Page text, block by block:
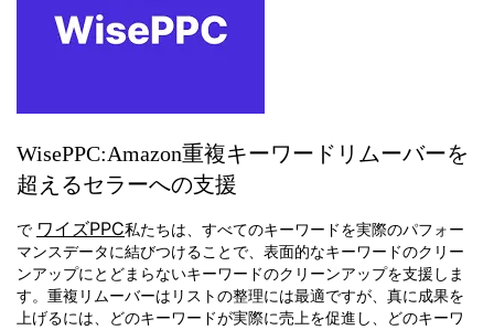
WisePPC:Amazon重複キーワードリムーバーを
超えるセラーへの支援
で ワイズPPC私たちは、すべてのキーワードを実際のパフォー
マンスデータに結びつけることで、表面的なキーワードのクリー
ンアップにとどまらないキーワードのクリーンアップを支援しま
す。重複リムーバーはリストの整理には最適ですが、真に成果を
上げるには、どのキーワードが実際に売上を促進し、どのキーワ